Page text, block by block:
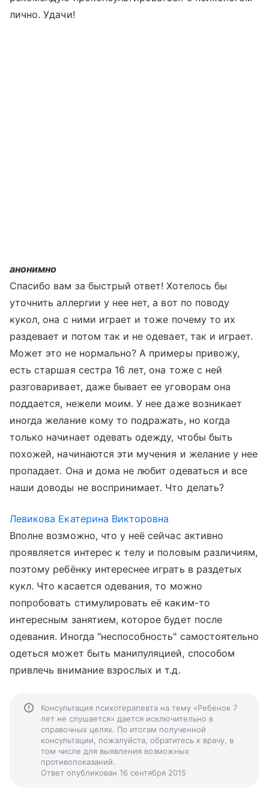
лично. Удачи!
анонимно
Спасибо вам за быстрый ответ! Хотелось бы
уточнить аллергии у нее нет, а вот по поводу
кукол, она с ними играет и тоже почему то их
раздевает и потом так и не одевает, так и играет.
Может это не нормально? А примеры привожу,
есть старшая сестра 16 лет, она тоже с ней
разговаривает, даже бывает ее уговорам она
поддается, нежели моим. У нее даже возникает
иногда желание кому то подражать, но когда
только начинает одевать одежду, чтобы быть
похожей, начинаются эти мучения и желание у нее
пропадает. Она и дома не любит одеваться и все
наши доводы не воспринимает. Что делать?
Левикова Екатерина Викторовна
Вполне возможно, что у неё сейчас активно
проявляется интерес к телу и половым различиям,
поэтому ребёнку интереснее играть в раздетых
кукл. Что касается одевания, то можно
попробовать стимулировать её каким-то
интересным занятием, которое будет после
одевания. Иногда "неспособность" самостоятельно
одеться может быть манипуляцией, способом
привлечь внимание взрослых и т.д.
Консультация психотерапевта на тему «Ребенок 7
лет не слушается» дается исключительно в
справочных целях. По итогам полученной
консультации, пожалуйста, обратитесь к врачу, в
том числе для выявления возможных
противопоказаний.
Ответ опубликован 16 сентября 2015